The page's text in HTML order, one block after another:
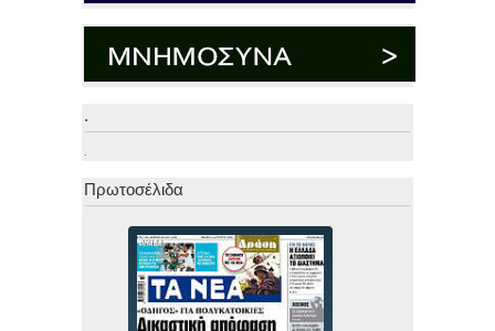
.
.
Πρωτοσέλιδα